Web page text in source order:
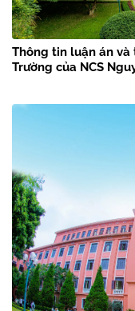
Thông tin luận án
Trường của NCS